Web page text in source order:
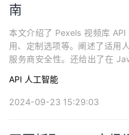
南
本文介绍了 Pexels 视频库
用、定制选项等。阐述了适用
服务商安全性。还给出了在
平台找到 Pexels 视频库 API，
速使用目标 API。
API 人工智能
2024-09-23 15:29:03